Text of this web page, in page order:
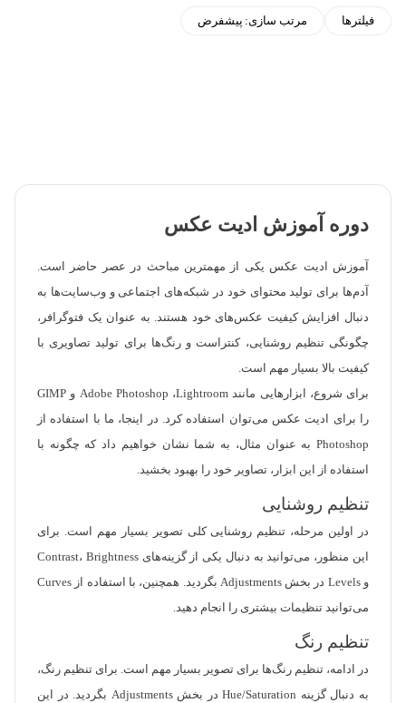
فیلترها مرتب سازی: پیشفرض
دوره آموزش ادیت عکس
آموزش ادیت عکس یکی از مهمترین مباحث در عصر حاضر است.
آدم‌ها برای تولید محتوای خود در شبکه‌های اجتماعی و وب‌سایت‌ها به
دنبال افزایش کیفیت عکس‌های خود هستند. به عنوان یک فتوگرافر،
چگونگی تنظیم روشنایی، کنتراست و رنگ‌ها برای تولید تصاویری با
کیفیت بالا بسیار مهم است.
برای شروع، ابزارهایی مانند Adobe Photoshop ،Lightroom و GIMP
را برای ادیت عکس می‌توان استفاده کرد. در اینجا، ما با استفاده از
Photoshop به عنوان مثال، به شما نشان خواهیم داد که چگونه با
استفاده از این ابزار، تصاویر خود را بهبود بخشید.
تنظیم روشنایی
در اولین مرحله، تنظیم روشنایی کلی تصویر بسیار مهم است. برای
این منظور، می‌توانید به دنبال یکی از گزینه‌های Contrast، Brightness
و Levels در بخش Adjustments بگردید. همچنین، با استفاده از Curves
می‌توانید تنظیمات بیشتری را انجام دهید.
تنظیم رنگ
در ادامه، تنظیم رنگ‌ها برای تصویر بسیار مهم است. برای تنظیم رنگ،
به دنبال گزینه Hue/Saturation در بخش Adjustments بگردید. در این